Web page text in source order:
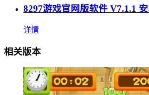
8297游戏官网版软件 V7.1.1
详情
相关版本